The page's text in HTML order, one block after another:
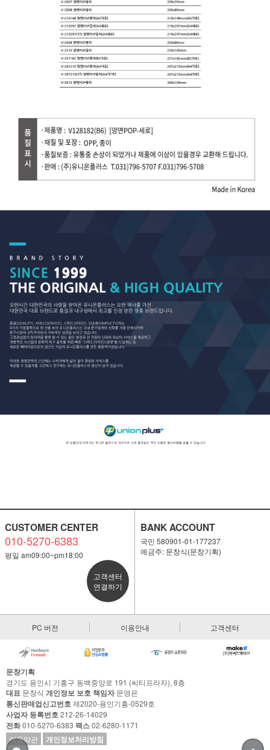
CUSTOMER CENTER
010-5270-6383
평일 am09:00~pm18:00
고객센터
연결하기
BANK ACCOUNT
국민 580901-01-177237
예금주: 문창식(문창기획)
PC 버전 이용안내 고객센터
문창기획
경기도 용인시 기흥구 동백중앙로 191 (씨티프라자), 8층
대표 문창식 개인정보 보호 책임자문영은
통신판매업신고번호제2020-용인기흥-0529호
사업자 등록번호212-26-14029
전화010-5270-6383 팩스02-6280-1171
이용약관
개인정보처리방침